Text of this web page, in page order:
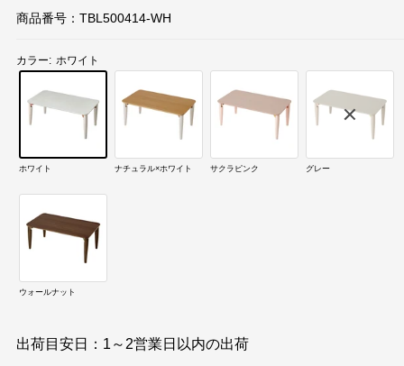
商品番号： TBL500414-WH
カラー: ホワイト
ホワイト ナチュラル×ホワイト サクラピンク グレー
ウォールナット
出荷目安日：1～2営業日以内の出荷